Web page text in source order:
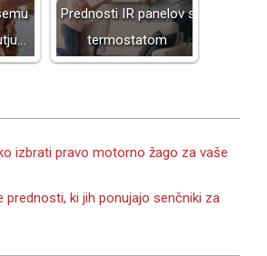
Prednosti IR panelov s
termostatom
izbrati pravo motorno žago za vaše
prednosti, ki jih ponujajo senčniki za